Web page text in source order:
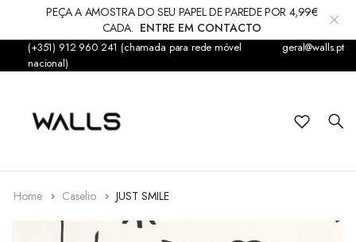
PEÇA A AMOSTRA DO SEU PAPEL DE PAREDE POR 4,99€
CADA. ENTRE EM CONTACTO
(+351) 912 960 241 (chamada para rede móvel
nacional)
geral@walls.pt
Home Caselio JUST SMILE
Papel de Parede